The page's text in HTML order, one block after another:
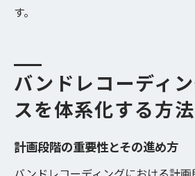
す。
バンドレコーディ
スを体系化する方法
計画段階の重要性とその進め方